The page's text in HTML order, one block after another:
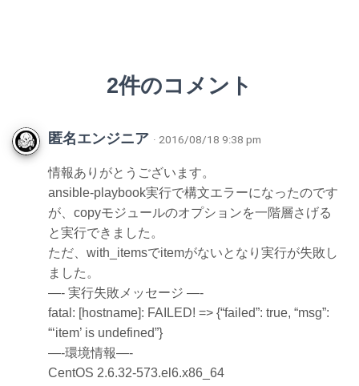
2件のコメント
匿名エンジニア · 2016/08/18 9:38 pm
情報ありがとうございます。
ansible-playbook実行で構文エラーになったのです
が、copyモジュールのオプションを一階層さげる
と実行できました。
ただ、with_itemsでitemがないとなり実行が失敗し
ました。
—- 実行失敗メッセージ —-
fatal: [hostname]: FAILED! => {“failed”: true, “msg”:
“‘item’ is undefined”}
—-環境情報—-
CentOS 2.6.32-573.el6.x86_64